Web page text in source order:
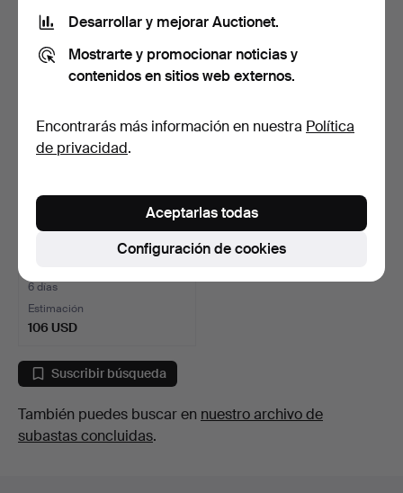
211 USD 85 USD
LIBRERÍA con escritorio
6 días
Estimación
106 USD
Suscribir búsqueda
También puedes buscar en nuestro archivo de
subastas concluidas.
Desarrollar y mejorar Auctionet.
Mostrarte y promocionar noticias y
contenidos en sitios web externos.
Encontrarás más información en nuestra Política
de privacidad.
Configuración de cookies
Aceptarlas todas